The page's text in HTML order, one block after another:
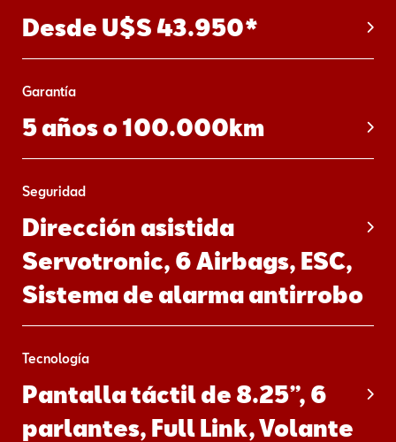
Desde U$S 43.950*
Garantía
5 años o 100.000km
Seguridad
Dirección asistida
Servotronic, 6 Airbags, ESC,
Sistema de alarma antirrobo
Tecnología
Pantalla táctil de 8.25”, 6
parlantes, Full Link, Volante